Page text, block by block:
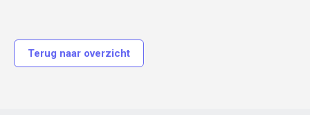
Terug naar overzicht